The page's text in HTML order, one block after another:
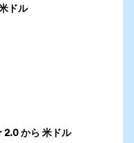
ドル
から 米ドル